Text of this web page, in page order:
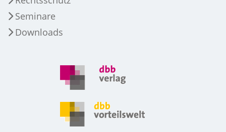
Seminare
Downloads